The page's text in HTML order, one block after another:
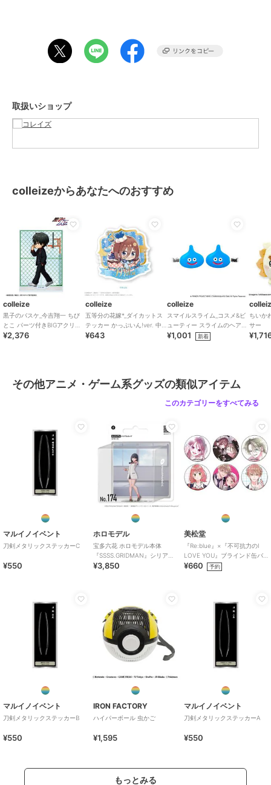
系グッズ
**
素材
商品のお取り扱い方法
取扱いショップ
colleizeからあなたへのおすすめ
colleize
黒子のバスケ_今吉翔一 ちび
とこ パーツ付きBIGアクリル
スタンド
¥2,376
colleize
五等分の花嫁*_ダイカットス
テッカー かっぷいん!ver. 中
野三玖
¥643
colleize
スマイルスライム_コスメ&ビ
ューティー スライムのヘアク
リップ2P
¥1,001 新着
ちいか
サー
その他アニメ・ゲーム系グッズの類似アイテム
このカテゴリーをすべてみる
マルイノイベント
刀剣メタリックステッカーC
¥550
ホロモデル
宝多六花 ホロモデル本体
『SSSS.GRIDMAN』シリアル
カード
¥3,850
美松堂
『Re:blue』×『不可抗力のI
LOVE YOU』ブラインド缶バ
ッジ（全6種）
¥660 予約
マルイノイベント
刀剣メタリックステッカーB
¥550
IRON FACTORY
ハイパーボール 虫かご
¥1,595
マルイノイベント
刀剣メタリックステッカーA
¥550
もっとみる